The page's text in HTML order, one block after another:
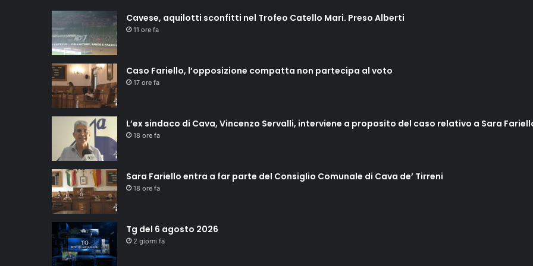
Cavese, aquilotti sconfitti nel Trofeo Catello Mari. Preso Alberti
11 ore fa
Caso Fariello, l’opposizione compatta non partecipa al voto
17 ore fa
L’ex sindaco di Cava, Vincenzo Servalli, interviene a proposito del caso relativo a Sara
18 ore fa
Sara Fariello entra a far parte del Consiglio Comunale di Cava de’ Tirreni
18 ore fa
Tg del 6 agosto 2026
2 giorni fa